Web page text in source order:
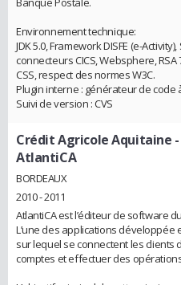
Environnement technique:
JDK 5.0, Framework DISFE (e-
connecteurs CICS, Websphere, RSA
CSS, respect des normes W3C.
Plugin interne : générateur de code
Suivi de version : CVS
Crédit Agricole Aquitaine
AtlantiCA
BORDEAUX
2010 - 2011
AtlantiCA est l’éditeur de software
L’une des applications développée
sur lequel se connectent les clients
comptes et effectuer des